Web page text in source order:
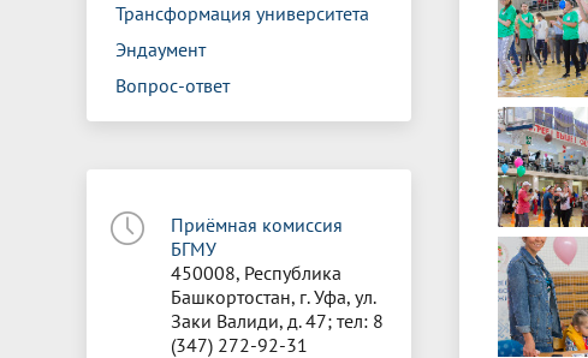
Трансформация университета
Эндаумент
Вопрос-ответ
Приёмная комиссия
БГМУ
450008, Республика
Башкортостан, г. Уфа, ул.
Заки Валиди, д. 47; тел: 8
(347) 272-92-31